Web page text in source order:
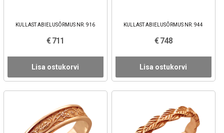
KULLAST ABIELUSÕRMUS NR. 916
€ 711
Lisa ostukorvi
KULLAST ABIELUSÕRMUS NR. 944
€ 748
Lisa ostukorvi